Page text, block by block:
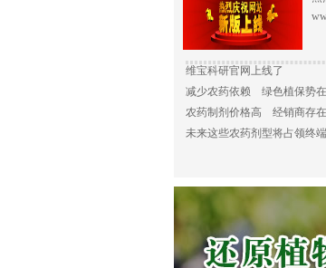
维宝科研官网上线了
减少农药依赖 绿色植保势
农药制剂价格高 经销商存
未来这些农药剂型将占领终